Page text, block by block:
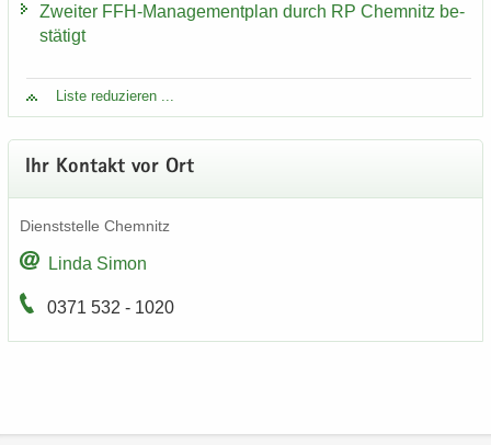
Zwei­ter FFH-​Managementplan durch RP Chem­nitz be­
stä­tigt
Liste re­du­zie­ren ...
Ihr Kon­takt vor Ort
Dienst­stel­le Chem­nitz
Linda Simon
0371 532 - 1020